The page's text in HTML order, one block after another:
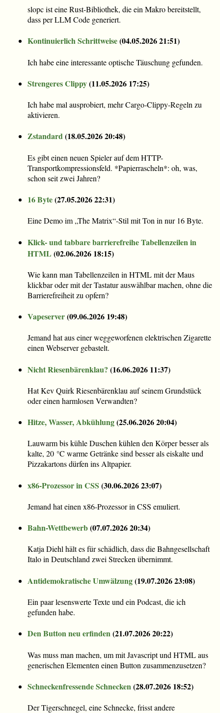
slopc ist eine Rust-Bibliothek, die ein Makro bereitstellt,
dass per LLM Code generiert.
Kontinuierlich Schrittweise(04.05.2026 21:51)
Ich habe eine interessante optische Täuschung gefunden.
Strengeres Clippy(11.05.2026 17:25)
Ich habe mal ausprobiert, mehr Cargo-Clippy-Regeln zu
aktivieren.
Zstandard(18.05.2026 20:48)
Es gibt einen neuen Spieler auf dem HTTP-
Transportkompressionsfeld. *Papierrascheln*: oh, was,
schon seit zwei Jahren?
16 Byte(27.05.2026 22:31)
Eine Demo im „The Matrix“-Stil mit Ton in nur 16 Byte.
Klick- und tabbare barrierefreihe Tabellenzeilen in
HTML (02.06.2026 18:15)
Wie kann man Tabellenzeilen in HTML mit der Maus
klickbar oder mit der Tastatur auswählbar machen, ohne die
Barrierefreiheit zu opfern?
Vapeserver(09.06.2026 19:48)
Jemand hat aus einer weggeworfenen elektrischen Zigarette
einen Webserver gebastelt.
Nicht Riesenbärenklau? (16.06.2026 11:37)
Hat Kev Quirk Riesenbärenklau auf seinem Grundstück
oder einen harmlosen Verwandten?
Hitze, Wasser, Abkühlung(25.06.2026 20:04)
Lauwarm bis kühle Duschen kühlen den Körper besser als
kalte, 20 °C warme Getränke sind besser als eiskalte und
Pizzakartons dürfen ins Altpapier.
x86-Prozessor in CSS (30.06.2026 23:07)
Jemand hat einen x86-Prozessor in CSS emuliert.
Bahn-Wettbewerb(07.07.2026 20:34)
Katja Diehl hält es für schädlich, dass die Bahngesellschaft
Italo in Deutschland zwei Strecken übernimmt.
Antidemokratische Umwälzung(19.07.2026 23:08)
Ein paar lesenswerte Texte und ein Podcast, die ich
gefunden habe.
Den Button neu erfinden(21.07.2026 20:22)
Was muss man machen, um mit Javascript und HTML aus
generischen Elementen einen Button zusammenzusetzen?
Schneckenfressende Schnecken(28.07.2026 18:52)
Der Tigerschnegel, eine Schnecke, frisst andere